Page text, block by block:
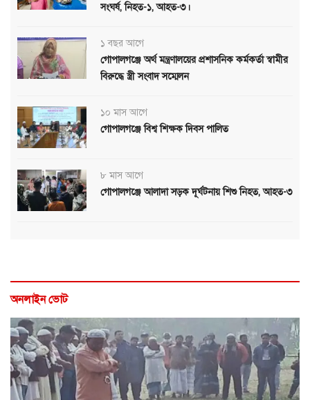
সংঘর্ষ, নিহত-১, আহত-৩।
১ বছর আগে
গোপালগঞ্জে অর্থ মন্ত্রণালয়ের প্রশাসনিক কর্মকর্তা স্বামীর
বিরুদ্ধে স্ত্রী সংবাদ সম্মেলন
১০ মাস আগে
গোপালগঞ্জে বিশ্ব শিক্ষক দিবস পালিত
৮ মাস আগে
গোপালগঞ্জে আলাদা সড়ক দূর্ঘটনায় শিশু নিহত, আহত-৩
অনলাইন ভোট